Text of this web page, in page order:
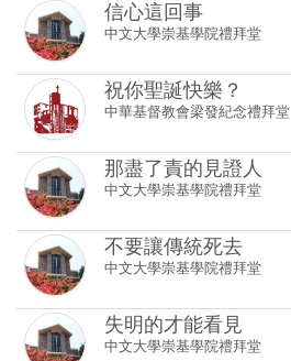
信心這回事
中文大學崇基學院禮拜堂
祝你聖誕快樂？
中華基督教會梁發紀念禮拜堂
那盡了責的見證人
中文大學崇基學院禮拜堂
不要讓傳統死去
中文大學崇基學院禮拜堂
失明的才能看見
中文大學崇基學院禮拜堂